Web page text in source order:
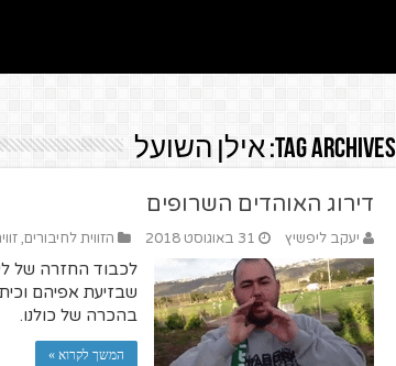
Tag Archives: אילן השועל
דירוג האוהדים השרופים
יעקב ליפשיץ 31 באוגוסט 2018 הזווית לחיבורים,
לכבוד החזרה של
שבזיעת אפיהם
בהכרה של כולנו.
המשך לקרוא »